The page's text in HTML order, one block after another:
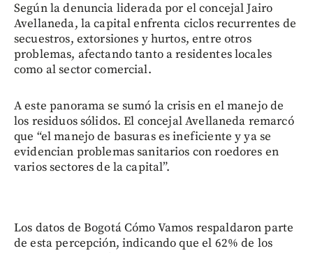
Según la denuncia liderada por el concejal Jairo
Avellaneda, la capital enfrenta ciclos recurrentes de
secuestros, extorsiones y hurtos, entre otros
problemas, afectando tanto a residentes locales
como al sector comercial.
A este panorama se sumó la crisis en el manejo de
los residuos sólidos. El concejal Avellaneda remarcó
que “el manejo de basuras es ineficiente y ya se
evidencian problemas sanitarios con roedores en
varios sectores de la capital”.
Los datos de Bogotá Cómo Vamos respaldaron parte
de esta percepción, indicando que el 62% de los